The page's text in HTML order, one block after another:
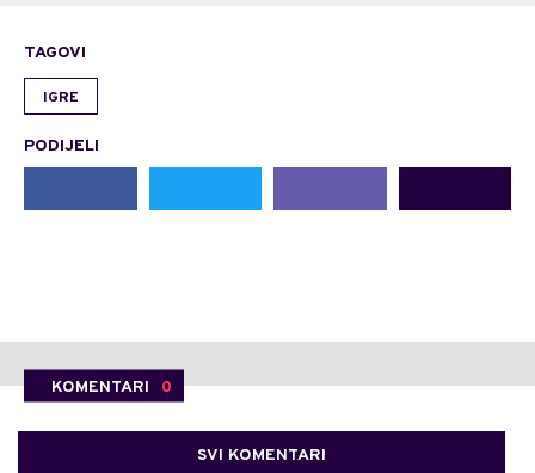
TAGOVI
IGRE
PODIJELI
KOMENTARI 0
SVI KOMENTARI